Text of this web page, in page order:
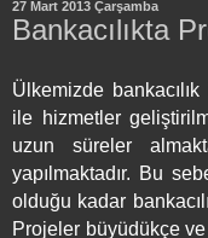
27 Mart 2013 Çarşamba
Bankacılıkta
Ülkemizde
ile hizmetler
uzun süreler
yapılmaktadır. Bu
olduğu kadar
Projeler büyüdükçe